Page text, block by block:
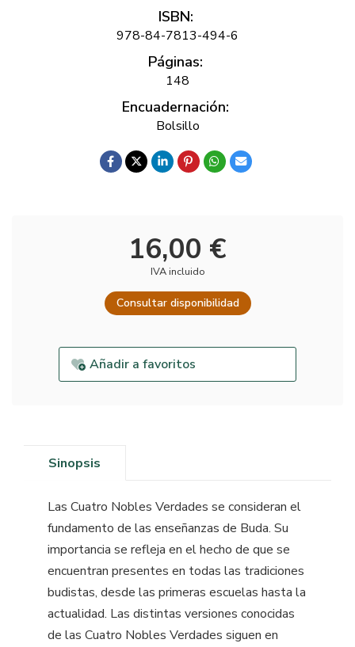
ISBN:
978-84-7813-494-6
Páginas:
148
Encuadernación:
Bolsillo
16,00 €
IVA incluido
Consultar disponibilidad
Añadir a favoritos
Sinopsis
Las Cuatro Nobles Verdades se consideran el
fundamento de las enseñanzas de Buda. Su
importancia se refleja en el hecho de que se
encuentran presentes en todas las tradiciones
budistas, desde las primeras escuelas hasta la
actualidad. Las distintas versiones conocidas
de las Cuatro Nobles Verdades siguen en